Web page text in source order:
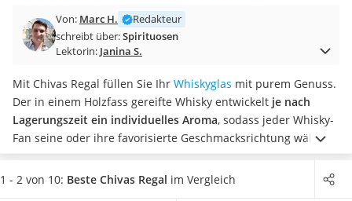
Balsamico-Essig
Schwarzkümmelöl bio
Honig
Gemüsebrühe
Eiskaffee-Pulver
Irischer Whiskey
Grapefruitkernextrakt
Matcha-Set
Von: Marc H.
Redakteur
schreibt über:Spirituosen
Lektorin: Janina S.
Mit Chivas Regal füllen Sie Ihr Whiskyglas mit purem Genuss.
Der in einem Holzfass gereifte Whisky entwickelt je nach
Lagerungszeit ein individuelles Aroma, sodass jeder Whisky-
Fan seine oder ihre favorisierte Geschmacksrichtung wählen
kann. Laut diversen Online-Tests sollte Chivas-Whisky pur
und ohne Eiswürfel getrunken werden, damit er sein Aroma
1 - 2 von 10: Beste Chivas Regal im Vergleich